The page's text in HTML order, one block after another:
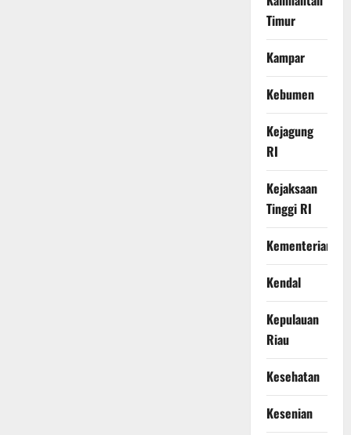
Timur
Kampar
Kebumen
Kejagung
RI
Kejaksaan
Tinggi RI
Kementerian
Kendal
Kepulauan
Riau
Kesehatan
Kesenian